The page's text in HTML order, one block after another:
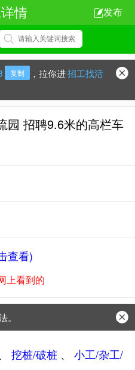
情 发布
复制 ，拉你进招工找活
园 招聘9.6米的高栏车
查看)
上看到的
挖桩/破桩 、 小工/杂工/